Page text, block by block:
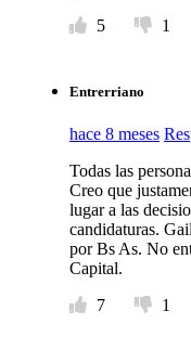
5
1
Entrerriano
hace 8 meses
Todas las
Creo que
lugar a las
candidaturas.
por Bs As. No
Capital.
7
1